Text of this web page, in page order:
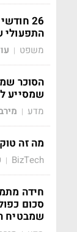
26
התפעולי
משפט |
הסוכר
שמסייע
מדע |
מה זה
BizTech
|
חידה
סכום
שמבטיח